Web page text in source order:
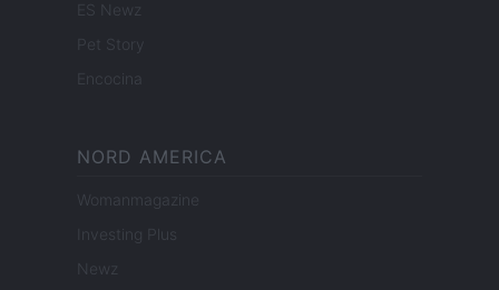
ES Newz
Pet Story
Encocina
NORD AMERICA
Womanmagazine
Investing Plus
Newz